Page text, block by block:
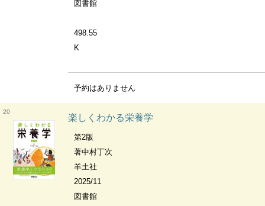
図書館
498.55
K
予約はありません
20
楽しくわかる栄養学
第2版
著中村丁次
羊土社
2025/11
図書館